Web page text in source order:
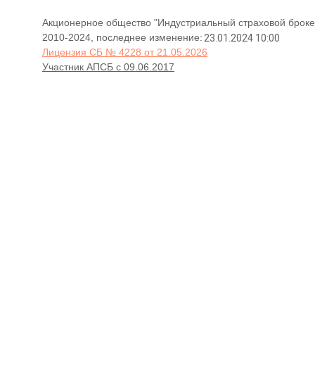
Акционерное общество "Индустриальный страховой
2010-2024, последнее изменение:
Лицензия СБ № 4228 от 21.05.2026
Участник АПСБ с 09.06.2017
23.01.2024 10:00